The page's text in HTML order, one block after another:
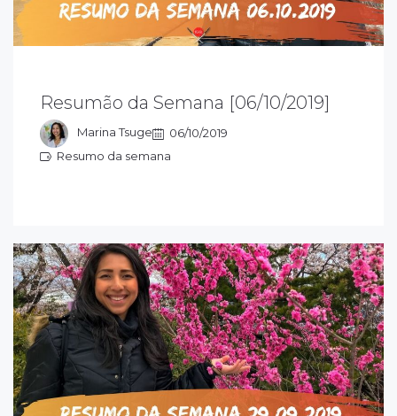
Resumão da Semana [06/10/2019]
Marina Tsuge
06/10/2019
Resumo da semana
do dia 06/10/2019 e fique ligado em
que rola sobre o universo Japão com o
com Tsuge